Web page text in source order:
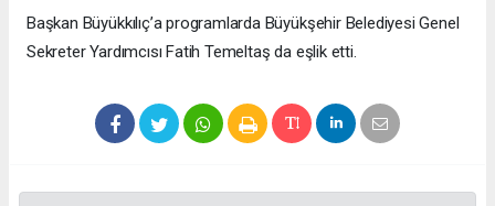
Başkan Büyükkılıç’a programlarda Büyükşehir Belediyesi Genel
Sekreter Yardımcısı Fatih Temeltaş da eşlik etti.